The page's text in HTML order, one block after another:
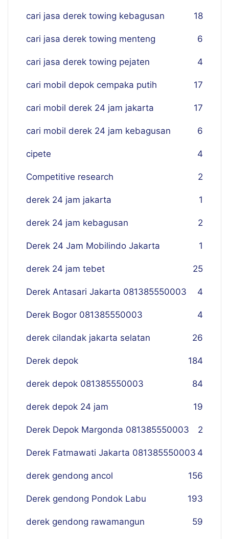
cari jasa derek towing kebagusan 18
cari jasa derek towing menteng 6
cari jasa derek towing pejaten 4
cari mobil depok cempaka putih 17
cari mobil derek 24 jam jakarta 17
cari mobil derek 24 jam kebagusan 6
cipete 4
Competitive research 2
derek 24 jam jakarta 1
derek 24 jam kebagusan 2
Derek 24 Jam Mobilindo Jakarta 1
derek 24 jam tebet 25
Derek Antasari Jakarta 081385550003 4
Derek Bogor 081385550003 4
derek cilandak jakarta selatan 26
Derek depok 184
derek depok 081385550003 84
derek depok 24 jam 19
Derek Depok Margonda 081385550003 2
Derek Fatmawati Jakarta 081385550003 4
derek gendong ancol 156
Derek gendong Pondok Labu 193
derek gendong rawamangun 59